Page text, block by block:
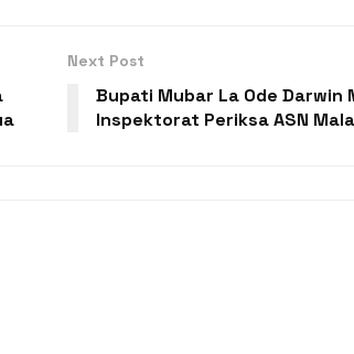
Next Post
Bupati Mubar La Ode Darwin
Inspektorat Periksa ASN